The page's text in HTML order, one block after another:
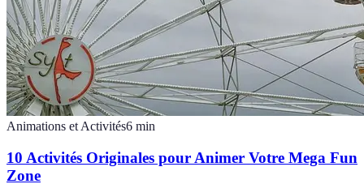
Animations et Activités6 min
10 Activités Originales pour Animer Votre Mega Fun
Zone